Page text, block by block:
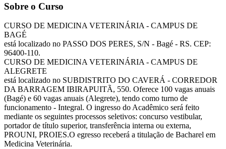
Sobre o Curso
CURSO DE MEDICINA VETERINÁRIA - CAMPUS DE
BAGÉ
está localizado no PASSO DOS PERES, S/N - Bagé - RS. CEP:
96400-110.
CURSO DE MEDICINA VETERINÁRIA - CAMPUS DE
ALEGRETE
está localizado no SUBDISTRITO DO CAVERÁ - CORREDOR
DA BARRAGEM IBIRAPUITÃ, 550. Oferece 100 vagas anuais
(Bagé) e 60 vagas anuais (Alegrete), tendo como turno de
funcionamento - Integral. O ingresso do Acadêmico será feito
mediante os seguintes processos seletivos: concurso vestibular,
portador de título superior, transferência interna ou externa,
PROUNI, PROIES.O egresso receberá a titulação de Bacharel em
Medicina Veterinária.